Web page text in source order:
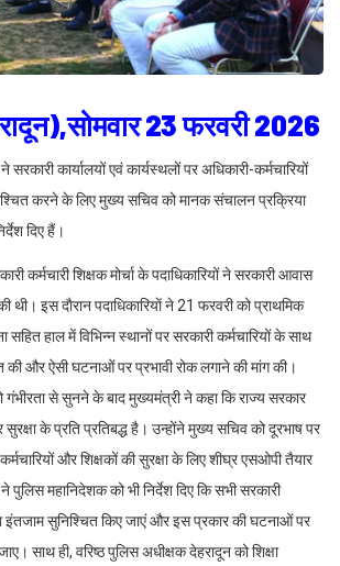
23 फरवरी 2026
सरकारी कार्यालयों एवं कार्यस्थलों पर अधिकारी-कर्मचारियों
करने के लिए मुख्य सचिव को मानक संचालन प्रक्रिया
दिए हैं।
कर्मचारी शिक्षक मोर्चा के पदाधिकारियों ने सरकारी आवास
थी। इस दाैरान पदाधिकारियाें ने 21 फरवरी को प्राथमिक
सहित हाल में विभिन्न स्थानों पर सरकारी कर्मचारियों के साथ
और ऐसी घटनाओं पर प्रभावी रोक लगाने की मांग की।
गंभीरता से सुनने के बाद मुख्यमंत्री ने कहा कि राज्य सरकार
सुरक्षा के प्रति प्रतिबद्ध है। उन्होंने मुख्य सचिव को दूरभाष पर
और शिक्षकों की सुरक्षा के लिए शीघ्र एसओपी तैयार
महानिदेशक को भी निर्देश दिए कि सभी सरकारी
इंतजाम सुनिश्चित किए जाएं और इस प्रकार की घटनाओं पर
साथ ही, वरिष्ठ पुलिस अधीक्षक देहरादून को शिक्षा